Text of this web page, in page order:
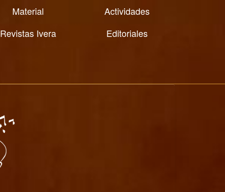
Material
Actividades
Revistas Ivera Editoriales